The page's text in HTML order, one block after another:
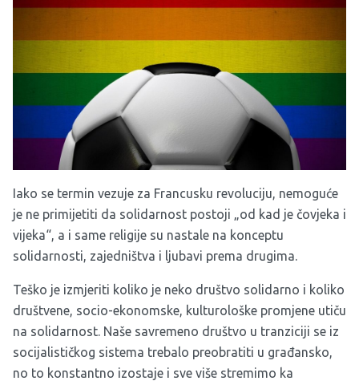
Iako se termin vezuje za Francusku revoluciju, nemoguće
je ne primijetiti da solidarnost postoji „od kad je čovjeka i
vijeka“, a i same religije su nastale na konceptu
solidarnosti, zajedništva i ljubavi prema drugima.
Teško je izmjeriti koliko je neko društvo solidarno i koliko
društvene, socio-ekonomske, kulturološke promjene utiču
na solidarnost. Naše savremeno društvo u tranziciji se iz
socijalističkog sistema trebalo preobratiti u građansko,
no to konstantno izostaje i sve više stremimo ka